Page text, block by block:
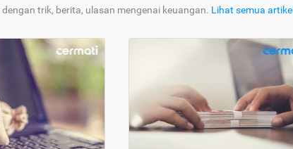
trik, berita, ulasan mengenai keuangan. Lihat semua artikel